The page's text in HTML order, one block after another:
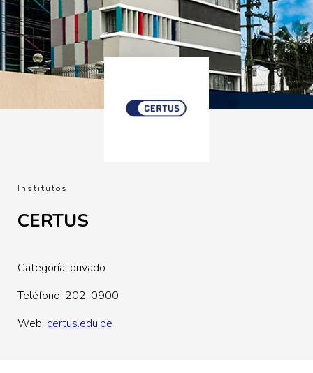
Institutos
CERTUS
Categoría: privado
Teléfono: 202-0900
Web: certus.edu.pe